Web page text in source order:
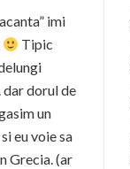
imi
Tipic
dar dorul de
un
eu voie sa
Grecia. (ar